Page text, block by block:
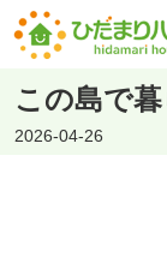
この島で
2026-04-26